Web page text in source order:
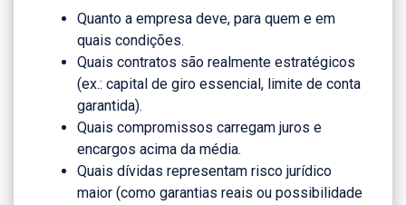
Quanto a empresa deve, para quem e em
quais condições.
Quais contratos são realmente estratégicos
(ex.: capital de giro essencial, limite de conta
garantida).
Quais compromissos carregam juros e
encargos acima da média.
Quais dívidas representam risco jurídico
maior (como garantias reais ou possibilidade